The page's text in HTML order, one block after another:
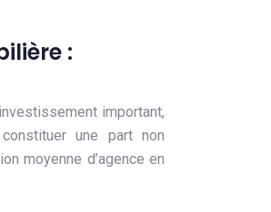
:
important,
une part non
moyenne d’agence en